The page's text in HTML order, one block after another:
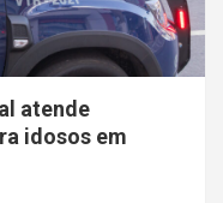
atende
idosos em